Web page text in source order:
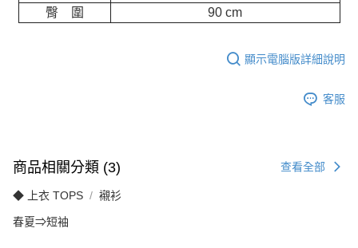
臀 圍
90 cm
顯示電腦版詳細說明
客服
商品相關分類 (3) 查看全部
◆ 上衣 TOPS 襯衫
春夏⇒短袖